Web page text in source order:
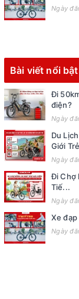
Ngày
Bài viết nổi bật
Đi
điện?
Ngày
Du
Giới Trẻ
Ngày
Đi Chợ
Tiế...
Ngày
Xe
Ngày